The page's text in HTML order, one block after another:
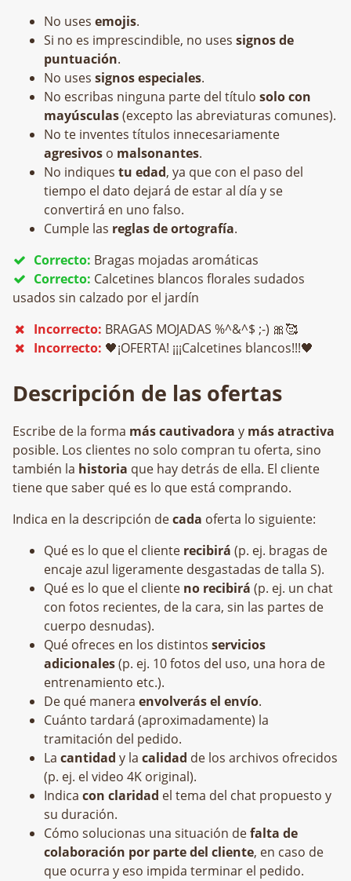
No uses emojis.
Si no es imprescindible, no uses signos de
puntuación.
No uses signos especiales.
No escribas ninguna parte del título solo con
mayúsculas(excepto las abreviaturas comunes).
No te inventes títulos innecesariamente
agresivos o malsonantes.
No indiques tu edad, ya que con el paso del
tiempo el dato dejará de estar al día y se
convertirá en uno falso.
Cumple las reglas de ortografía.
Correcto: Bragas mojadas aromáticas
Correcto: Calcetines blancos florales sudados
usados sin calzado por el jardín
Incorrecto: BRAGAS MOJADAS %^&^$ ;-) 🎀🥰
Incorrecto: 🖤¡OFERTA! ¡¡¡Calcetines blancos!!!🖤
Descripción de las ofertas
Escribe de la forma más cautivadora y más atractiva
posible. Los clientes no solo compran tu oferta, sino
también la historia que hay detrás de ella. El cliente
tiene que saber qué es lo que está comprando.
Indica en la descripción decada oferta lo siguiente:
Qué es lo que el cliente recibirá (p. ej. bragas de
encaje azul ligeramente desgastadas de talla S).
Qué es lo que el cliente no recibirá (p. ej. un chat
con fotos recientes, de la cara, sin las partes de
cuerpo desnudas).
Qué ofreces en los distintos servicios
adicionales(p. ej. 10 fotos del uso, una hora de
entrenamiento etc.).
De qué manera envolverás el envío.
Cuánto tardará (aproximadamente) la
tramitación del pedido.
La cantidad y la calidad de los archivos ofrecidos
(p. ej. el video 4K original).
Indica con claridad el tema del chat propuesto y
su duración.
Cómo solucionas una situación defalta de
colaboración por parte del cliente, en caso de
que ocurra y eso impida terminar el pedido.